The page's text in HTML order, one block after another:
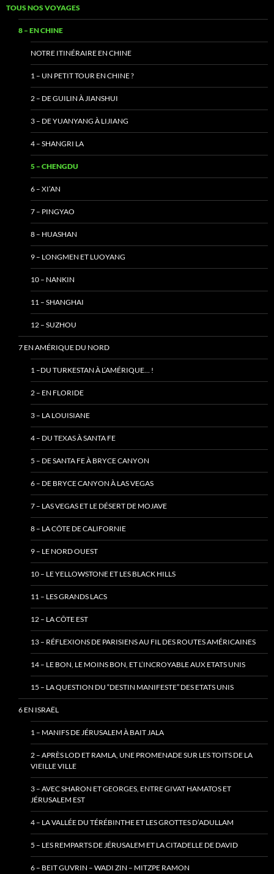
TOUS NOS VOYAGES
8 – EN CHINE
NOTRE ITINÉRAIRE EN CHINE
1 – UN PETIT TOUR EN CHINE ?
2 – DE GUILIN À JIANSHUI
3 – DE YUANYANG À LIJIANG
4 – SHANGRI LA
5 – CHENGDU
6 – XI’AN
7 – PINGYAO
8 – HUASHAN
9 – LONGMEN ET LUOYANG
10 – NANKIN
11 – SHANGHAI
12 – SUZHOU
7 EN AMÉRIQUE DU NORD
1 –DU TURKESTAN À L’AMÉRIQUE… !
2 – EN FLORIDE
3 – LA LOUISIANE
4 – DU TEXAS À SANTA FE
5 – DE SANTA FE À BRYCE CANYON
6 – DE BRYCE CANYON À LAS VEGAS
7 – LAS VEGAS ET LE DÉSERT DE MOJAVE
8 – LA CÔTE DE CALIFORNIE
9 – LE NORD OUEST
10 – LE YELLOWSTONE ET LES BLACK HILLS
11 – LES GRANDS LACS
12 – LA CÔTE EST
13 – RÉFLEXIONS DE PARISIENS AU FIL DES ROUTES AMÉRICAINES
14 – LE BON, LE MOINS BON, ET L’INCROYABLE AUX ETATS UNIS
15 – LA QUESTION DU “DESTIN MANIFESTE” DES ETATS UNIS
6 EN ISRAËL
1 – MANIFS DE JÉRUSALEM À BAIT JALA
2 – APRÈS LOD ET RAMLA, UNE PROMENADE SUR LES TOITS DE LA
VIEILLE VILLE
3 – AVEC SHARON ET GEORGES, ENTRE GIVAT HAMATOS ET
JÉRUSALEM EST
4 – LA VALLÉE DU TÉRÉBINTHE ET LES GROTTES D’ADULLAM
5 – LES REMPARTS DE JÉRUSALEM ET LA CITADELLE DE DAVID
6 – BEIT GUVRIN – WADI ZIN – MITZPE RAMON